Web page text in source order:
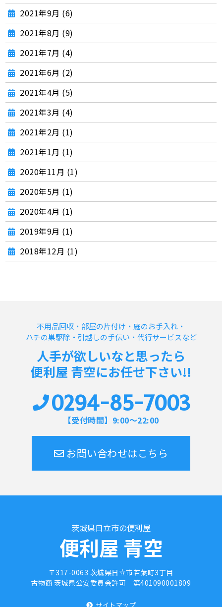
2021年9月 (6)
2021年8月 (9)
2021年7月 (4)
2021年6月 (2)
2021年4月 (5)
2021年3月 (4)
2021年2月 (1)
2021年1月 (1)
2020年11月 (1)
2020年5月 (1)
2020年4月 (1)
2019年9月 (1)
2018年12月 (1)
不用品回収・部屋の片付け・庭のお手入れ・
ハチの巣駆除・引越しの手伝い・代行サービスなど
人手が欲しいなと思ったら
便利屋 青空にお任せ下さい!!
0294-85-7003
【受付時間】9:00～22:00
お問い合わせはこちら
茨城県日立市の便利屋
便利屋 青空
〒317-0063 茨城県日立市若葉町3丁目
古物商 茨城県公安委員会許可 第401090001809
サイトマップ